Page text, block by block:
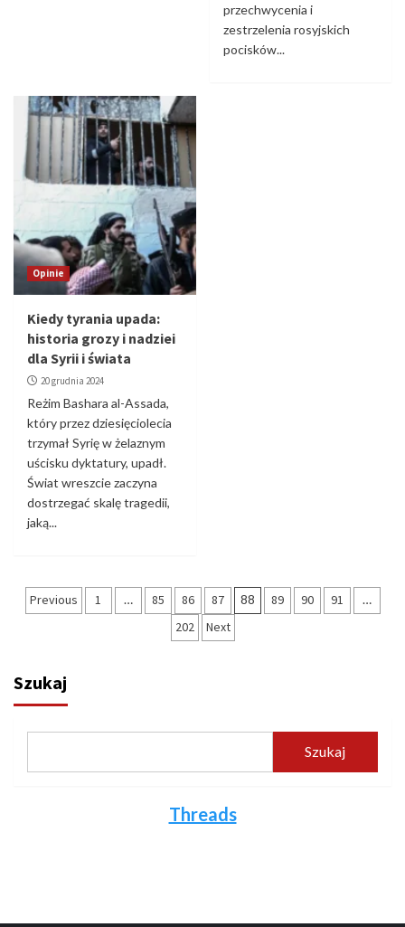
przechwycenia i
zestrzelenia rosyjskich
pocisków...
Opinie
Kiedy tyrania upada:
historia grozy i nadziei
dla Syrii i świata
20 grudnia 2024
Reżim Bashara al-Assada,
który przez dziesięciolecia
trzymał Syrię w żelaznym
uścisku dyktatury, upadł.
Świat wreszcie zaczyna
dostrzegać skalę tragedii,
jaką...
Stronicowanie
Previous 1 … 85 86 87 88 89 90 91 …
202 Next
Szukaj
Szukaj
Threads